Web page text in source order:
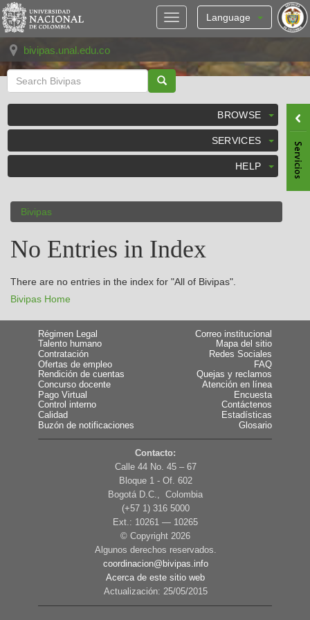
Skip
navigation
Language
bivipas.unal.edu.co
BROWSE
SERVICES
HELP
Bivipas
No Entries in Index
There are no entries in the index for "All of Bivipas".
Bivipas Home
Régimen Legal
Talento humano
Contratación
Ofertas de empleo
Rendición de cuentas
Concurso docente
Pago Virtual
Control interno
Calidad
Buzón de notificaciones
Correo institucional
Mapa del sitio
Redes Sociales
FAQ
Quejas y reclamos
Atención en línea
Encuesta
Contáctenos
Estadísticas
Glosario
Contacto:
Calle 44 No. 45 – 67
Bloque 1 - Of. 602
Bogotá D.C., Colombia
(+57 1) 316 5000
Ext.: 10261 — 10265
© Copyright 2026
Algunos derechos reservados.
coordinacion@bivipas.info
Acerca de este sitio web
Actualización: 25/05/2015